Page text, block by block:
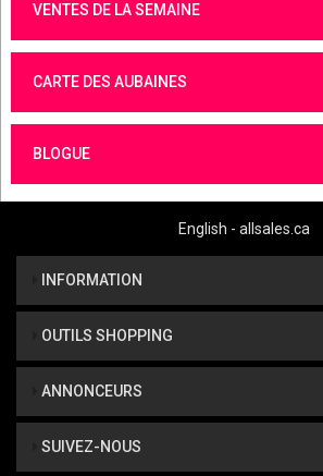
VENTES DE LA SEMAINE
CARTE DES AUBAINES
BLOGUE
English - allsales.ca
INFORMATION
OUTILS SHOPPING
ANNONCEURS
SUIVEZ-NOUS